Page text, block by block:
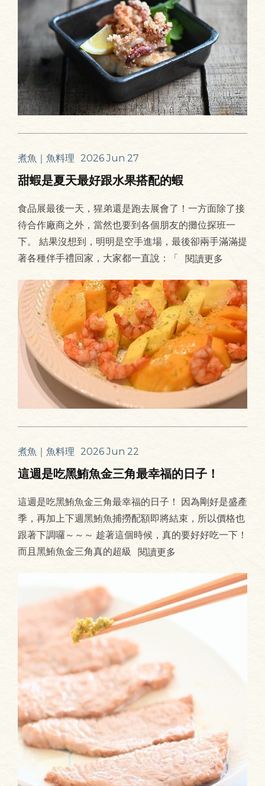
煮魚｜魚料理 2026 Jun 27
甜蝦是夏天最好跟水果搭配的蝦
食品展最後一天，猩弟還是跑去展會了！一方面除了接
待合作廠商之外，當然也要到各個朋友的攤位探班一
下。 結果沒想到，明明是空手進場，最後卻兩手滿滿提
著各種伴手禮回家，大家都一直說：「 閱讀更多
煮魚｜魚料理 2026 Jun 22
這週是吃黑鮪魚金三角最幸福的日子！
這週是吃黑鮪魚金三角最幸福的日子！ 因為剛好是盛產
季，再加上下週黑鮪魚捕撈配額即將結束，所以價格也
跟著下調囉～～～ 趁著這個時候，真的要好好吃一下！
而且黑鮪魚金三角真的超級 閱讀更多